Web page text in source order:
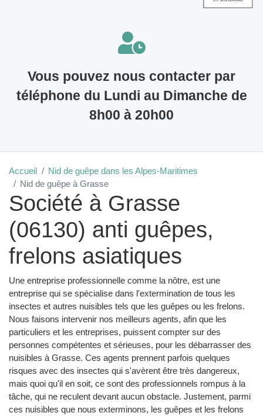
Vous pouvez nous contacter par
téléphone du Lundi au Dimanche de
8h00 à 20h00
Accueil
Nid de guêpe dans les Alpes-Maritimes
Nid de guêpe à Grasse
Société à Grasse
(06130) anti guêpes,
frelons asiatiques
Une entreprise professionnelle comme la nôtre, est une
entreprise qui se spécialise dans l'extermination de tous les
insectes et autres nuisibles tels que les guêpes ou les frelons.
Nous faisons intervenir nos meilleurs agents, afin que les
particuliers et les entreprises, puissent compter sur des
personnes compétentes et sérieuses, pour les débarrasser des
nuisibles à Grasse. Ces agents prennent parfois quelques
risques avec des insectes qui s'avèrent être très dangereux,
mais quoi qu'il en soit, ce sont des professionnels rompus à la
tâche, qui ne reculent devant aucun obstacle. Justement, parmi
ces nuisibles que nous exterminons, les guêpes et les frelons